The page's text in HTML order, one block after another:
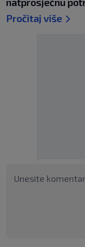
Pročitaj više